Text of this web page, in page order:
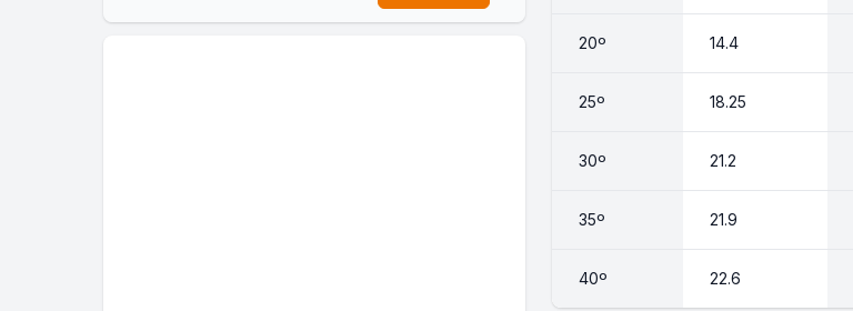
20º 14.4
25º 18.25
30º 21.2
35º 21.9
40º 22.6